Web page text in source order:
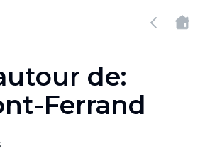
de:
Ferrand